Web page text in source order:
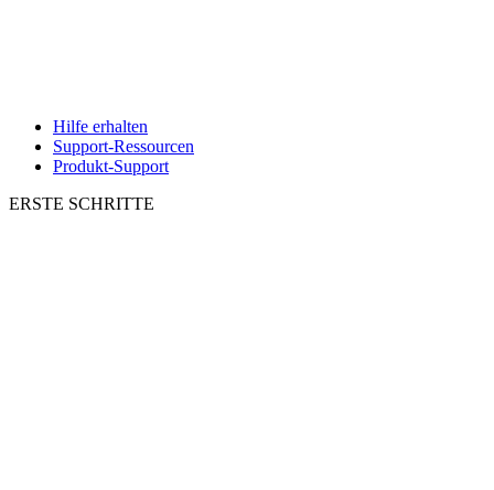
Hilfe erhalten
Support-Ressourcen
Produkt-Support
ERSTE SCHRITTE